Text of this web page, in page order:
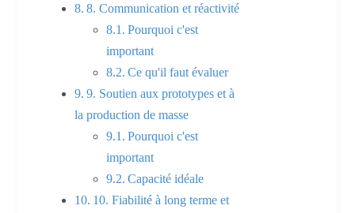
8. Communication et réactivité
Pourquoi c'est
important
Ce qu'il faut évaluer
9. Soutien aux prototypes et à
la production de masse
Pourquoi c'est
important
Capacité idéale
10. Fiabilité à long terme et